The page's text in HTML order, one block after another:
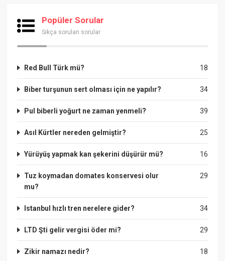
Popüler Sorular
Sıkça sorulan sorular
18
Red Bull Türk mü?
34
Biber turşunun sert olması için ne yapılır?
39
Pul biberli yoğurt ne zaman yenmeli?
25
Asıl Kürtler nereden gelmiştir?
16
Yürüyüş yapmak kan şekerini düşürür mü?
29
Tuz koymadan domates konservesi olur
mu?
34
Istanbul hızlı tren nerelere gider?
29
LTD Şti gelir vergisi öder mi?
18
Zikir namazı nedir?